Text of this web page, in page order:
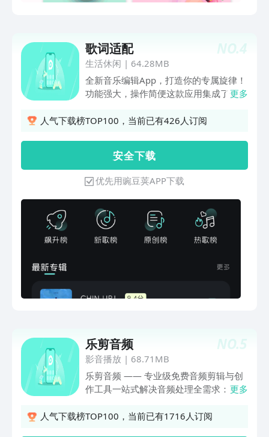
NO.4
歌词适配
生活休闲 | 64.28MB
全新音乐编辑App，打造你的专属旋律！
功能强大，操作简便这款应用集成了众多
还是音乐小白，都能轻松上手。简单直观
以根据个人喜好，自由搭配音效，创作出
自己独特的音乐作品。实时预览，即时调
整在编辑过程中，您可以实时预览作品效
果，随时调整音效，确保每一处细节都符
合预期。
更多
人气下载榜TOP100，当前已有426人订阅
安 全 下 载
优先用豌豆荚APP下载
NO.5
乐剪音频
影音播放 | 68.71MB
乐剪音频 —— 专业级免费音频剪辑与创
作工具一站式解决音频处理全需求：剪
握【核心功能体系】一、精准音频剪辑•
更多
人气下载榜TOP100，当前已有1716人订阅